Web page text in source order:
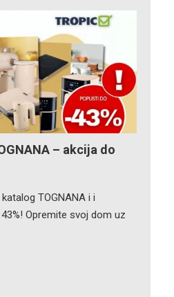
– akcija do
TOGNANA i i
Opremite svoj dom uz